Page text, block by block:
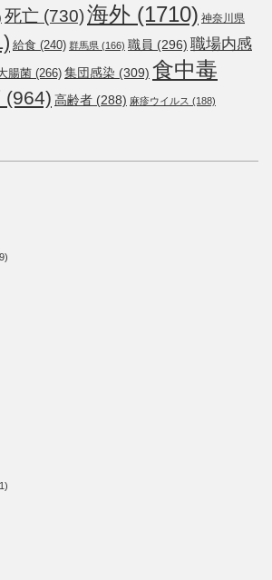
死亡 (730)海外 (1710) 神奈川県
給食 (240) 群馬県 (166) 職員 (296) 職場内感
腸菌 (266) 集団感染 (309) 食中毒
(964) 高齢者 (288) 麻疹ウイルス (188)